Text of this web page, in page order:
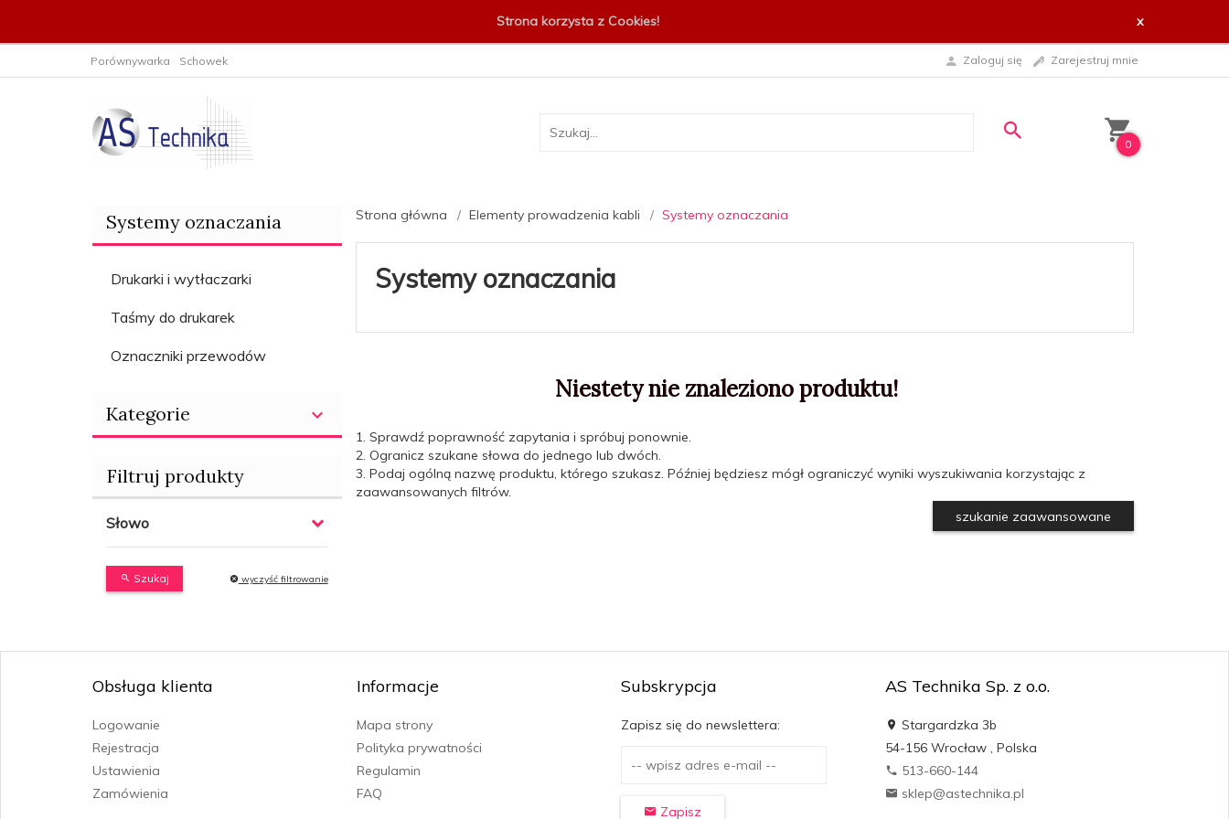
Strona korzysta z Cookies! x
Porównywarka Schowek Zaloguj się Zarejestruj mnie
0
Systemy oznaczania
Drukarki i wytłaczarki
Taśmy do drukarek
Oznaczniki przewodów
Kategorie
Filtruj produkty
Słowo
Szukaj wyczyść filtrowanie
Strona główna Elementy prowadzenia kabli Systemy oznaczania
Systemy oznaczania
Niestety nie znaleziono produktu!
1. Sprawdź poprawność zapytania i spróbuj ponownie.
2. Ogranicz szukane słowa do jednego lub dwóch.
3. Podaj ogólną nazwę produktu, którego szukasz. Później będziesz mógł ograniczyć wyniki wyszukiwania korzystając z
zaawansowanych filtrów.
szukanie zaawansowane
Obsługa klienta
Logowanie
Rejestracja
Ustawienia
Zamówienia
Informacje
Mapa strony
Polityka prywatności
Regulamin
FAQ
Subskrypcja
Zapisz się do newslettera:
Zapisz
AS Technika Sp. z o.o.
Stargardzka 3b
54-156 Wrocław, Polska
513-660-144
sklep@astechnika.pl